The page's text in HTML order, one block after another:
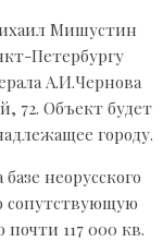
Мишустин
Петербургу
А.И.Чернова
72. Объект будет
городу.
неорусского
сопутствующую
117 000 кв.